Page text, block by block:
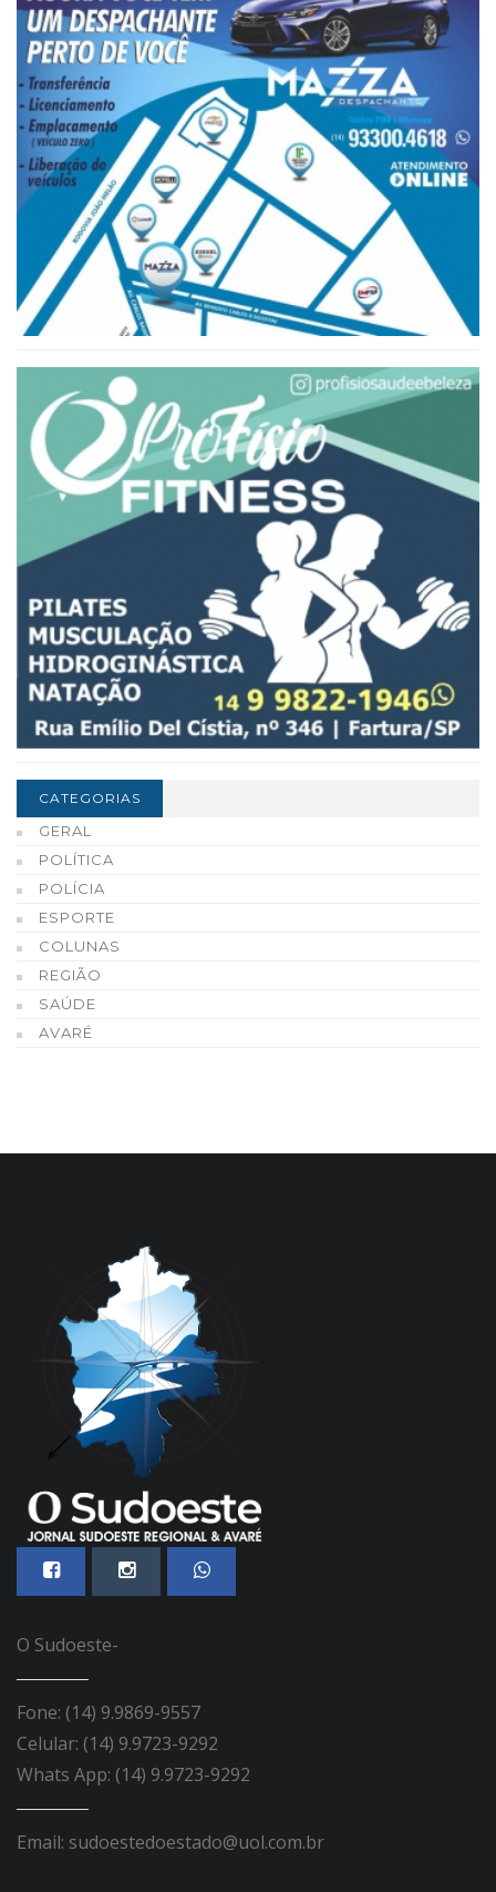
CATEGORIAS
GERAL
POLÍTICA
POLÍCIA
ESPORTE
COLUNAS
REGIÃO
SAÚDE
AVARÉ
O Sudoeste-
Fone: (14) 9.9869-9557
Celular: (14) 9.9723-9292
Whats App: (14) 9.9723-9292
Email: sudoestedoestado@uol.com.br